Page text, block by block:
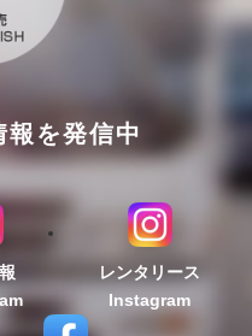
を発信中
レンタリース
Instagram